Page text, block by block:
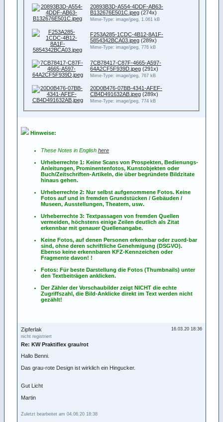
20893B3D-A554-4DDF-AB63-
B132676E501C.jpeg (274x)
Mime-Type: image/jpeg, 1.061 kB
F253A285-1CDC-4B12-8A1F-
5854342BCA03.jpeg (289x)
Mime-Type: image/jpeg, 776 kB
7CB78417-C87F-4665-A597-
64A2CF5F939D.jpeg (291x)
Mime-Type: image/jpeg, 767 kB
20D0B476-07BB-4341-AFEF-
CB4D491632AB.jpeg (289x)
Mime-Type: image/jpeg, 774 kB
Hinweise:
These Notes in English here
Urheberrechte 1: Keine Scans von Prospekten, Bedienungs-
Anleitungen, Prominentenfotos, Kunstobjekten oder
Buch/Zeitschriften-Artikeln, die über begründete Bildzitate
hinaus gehen.
Urheberrechte 2: Nur selbst aufgenommene Fotos. Keine
Fotos auf und in fremden Grundstücken / Gebäuden /
Museen, Ausstellungen, Theatern, usw.
Urheberrechte 3: Textpassagen von fremden Quellen
vermeiden, höchstens einige Zeilen deutlich als Zitat
erkennbar mit genauer Quellenangabe.
Keine Fotos, auf denen Personen erkennbar oder zuord-bar
sind, ohne deren schriftliche Genehmigung (DSGVO).
Ebenso keine erkennbaren KFZ-Kennzeichen oder
Fragmente davon! !
Fotos: Für beste Darstellung die Fotos (Thumbnails) unter
den Textbeiträgen anklicken.
Der Zähler der Vorschaubilder zeigt NICHT die echte
Zugriffszahl, die Bild-Anklicke direkt im Text werden nicht
gezählt!
16.03.20 18:36
Zipferlak
nicht registriert
Re: KW Praktiflex grau/rot
Hallo Benni.
Das grau-rote Design ist wirklich ein Hingucker.
Gut Licht
Martin
Zuletzt bearbeitet am 04.06.20 18:38